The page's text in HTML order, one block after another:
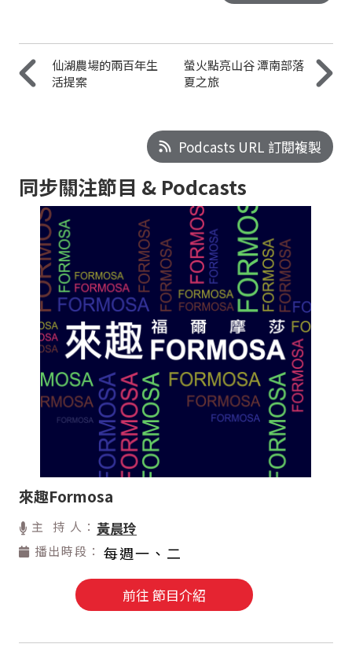
仙湖農場的兩百年生
活提案
螢火點亮山谷 潭南部落
夏之旅
Podcasts URL 訂閱複製
同步關注節目 & Podcasts
來趣Formosa
主 持 人： 黃晨玲
播出時段： 每週一、二
前往 節目介紹